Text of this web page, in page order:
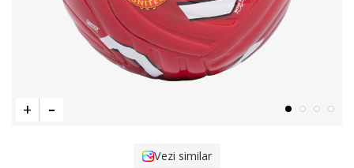
Vezi similar